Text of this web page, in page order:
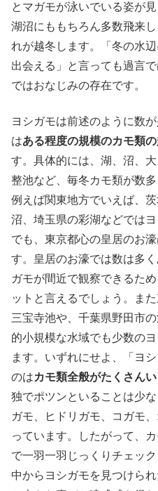
とマガモが泳いでいる姿が
湖沼にももちろん多数飛来
れが越冬します。「冬の水
出会える」と言っても過言
ではおなじみの存在です。
ヨシガモは前述のように数
はある程度の規模のカモ類
す。具体的には、湖、沼、
整池など、毎冬カモ類が数
例えば関東地方でいえば、
沼、埼玉県の彩湖などでは
でも、東京都心の皇居のお
す。皇居のお濠では数は多
ガモが間近で観察できるた
ットと言えるでしょう。ま
三宝寺池や、千葉県野田市
的小規模な水域でも少数の
ます。いずれにせよ、「ヨ
のはカモ類全般がたくさん
独でポツンといることは少
ガモ、ヒドリガモ、コガモ
っています。したがって、
で一羽一羽じっくりチェッ
中からヨシガモを見つけら